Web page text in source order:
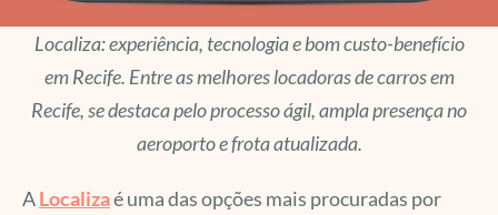
Localiza: experiência, tecnologia e bom custo-benefício
em Recife. Entre as melhores locadoras de carros em
Recife, se destaca pelo processo ágil, ampla presença no
aeroporto e frota atualizada.
ALocalizaé uma das opções mais procuradas por